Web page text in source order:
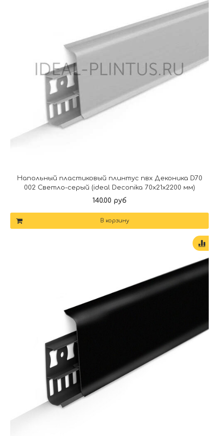
Напольный пластиковый плинтус пвх Деконика D70
002 Светло-серый (ideal Deconika 70х21х2200 мм)
140.00 руб
В корзину